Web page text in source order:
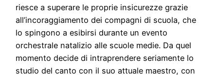
riesce a superare le proprie insicurezze grazie
all’incoraggiamento dei compagni di scuola, che
lo spingono a esibirsi durante un evento
orchestrale natalizio alle scuole medie. Da quel
momento decide di intraprendere seriamente lo
studio del canto con il suo attuale maestro, con